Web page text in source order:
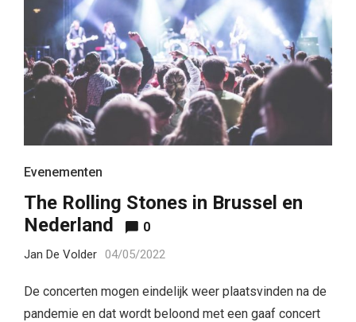
Evenementen
The Rolling Stones in Brussel en
Nederland
0
Jan De Volder 04/05/2022
De concerten mogen eindelijk weer plaatsvinden na de
pandemie en dat wordt beloond met een gaaf concert